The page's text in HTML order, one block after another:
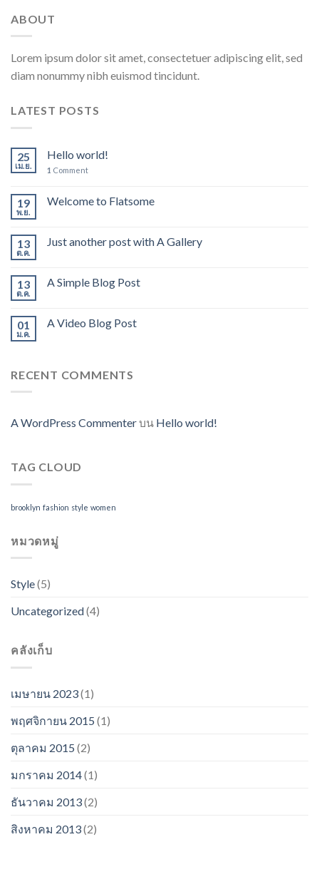
ABOUT
Lorem ipsum dolor sit amet, consectetuer adipiscing elit, sed
diam nonummy nibh euismod tincidunt.
LATEST POSTS
25
เม.ย.
Hello world!
1 Comment
19
พ.ย.
Welcome to Flatsome
13
ต.ค.
Just another post with A Gallery
13
ต.ค.
A Simple Blog Post
01
ม.ค.
A Video Blog Post
RECENT COMMENTS
A WordPress Commenterบน Hello world!
TAG CLOUD
brooklyn fashion style women
หมวดหมู่
Style(5)
Uncategorized(4)
คลังเก็บ
เมษายน 2023(1)
พฤศจิกายน 2015 (1)
ตุลาคม 2015 (2)
มกราคม 2014(1)
ธันวาคม 2013(2)
สิงหาคม 2013(2)